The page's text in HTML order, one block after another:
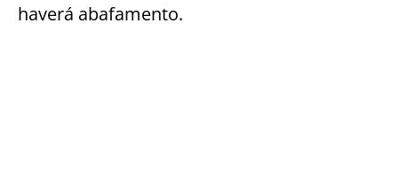
haverá abafamento.